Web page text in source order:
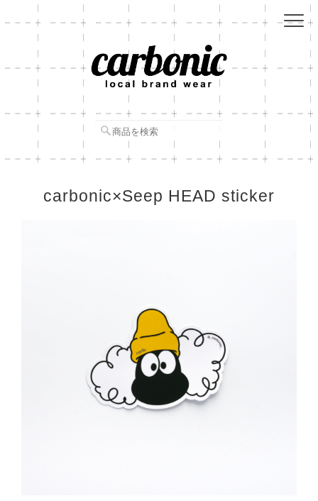
carbonic×Seep HEAD sticker